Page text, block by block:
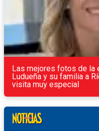
Las mejores fotos de la
Ludueña y su familia a
visita muy especial